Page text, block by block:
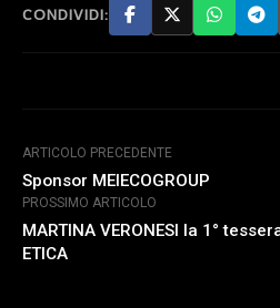
CONDIVIDI:
ARTICOLO PRECEDENTE
Sponsor MEIECOGROUP
PROSSIMO ARTICOLO
MARTINA VERONESI la 1°
ETICA